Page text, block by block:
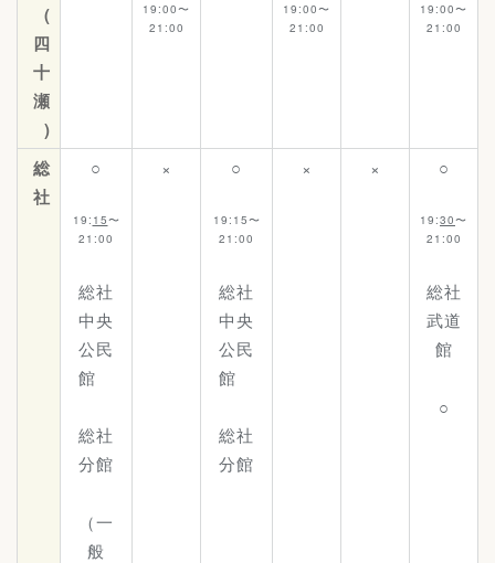
(
四
十
瀬
)
19:00〜
21:00
19:00〜
21:00
19:00〜
21:00
総
社
○
19: 15〜
21:00
総社
中央
公民
館
総社
分館
（一
般
× ○
19:15〜
21:00
総社
中央
公民
館
総社
分館
× × ○
19:30〜
21:00
総社
武道
館
○